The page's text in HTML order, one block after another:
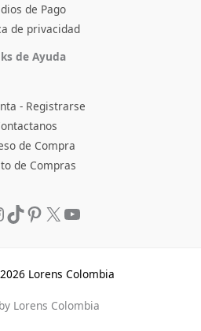
de Pago
de privacidad
de Ayuda
- Registrarse
de Compra
de Compras
TikTokPinterest
Lorens Colombia
Lorens Colombia